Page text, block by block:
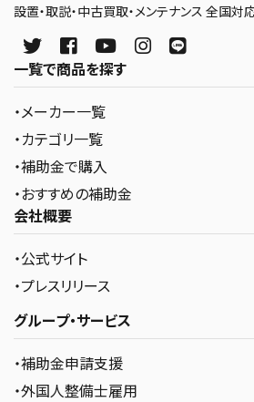
設置・取説・中古買取・メンテナンス 全国対
一覧で商品を探す
・メーカー一覧
・カテゴリ一覧
・補助金で購入
・おすすめの補助金
会社概要
・公式サイト
・プレスリリース
グループ・サービス
・補助金申請支援
・外国人整備士雇用